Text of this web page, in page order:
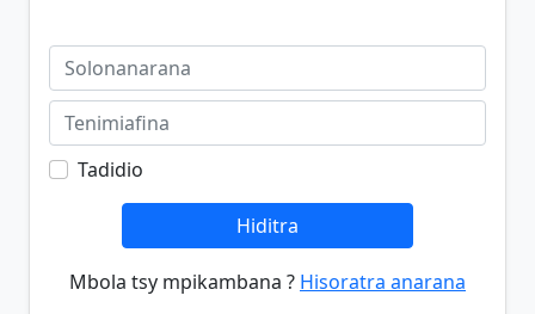
Tadidio
Hiditra
Mbola tsy mpikambana ? Hisoratra anarana